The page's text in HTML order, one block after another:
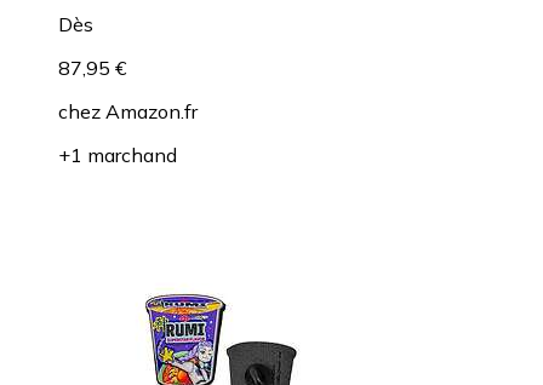
Dès
87,95 €
chez Amazon.fr
+1 marchand